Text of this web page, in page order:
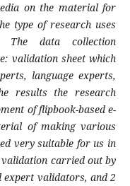
on the material for
type of research uses
The data collection
validation sheet which
language experts,
results the research
of flipbook-based e-
of making various
very suitable for us in
carried out by
validators, and 2